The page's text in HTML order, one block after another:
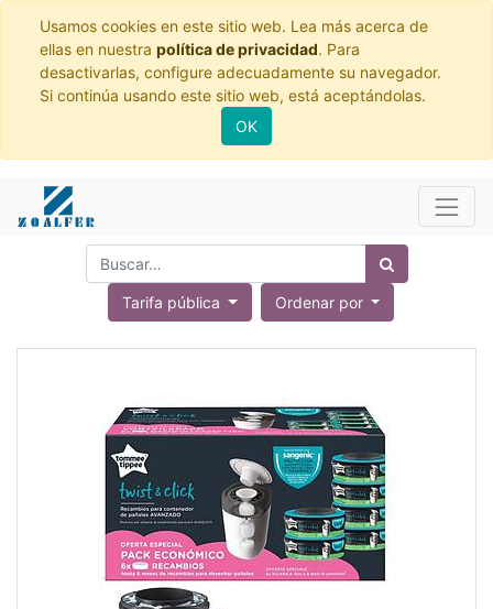
Usamos cookies en este sitio web. Lea más acerca de
ellas en nuestra política de privacidad. Para
desactivarlas, configure adecuadamente su navegador.
Si continúa usando este sitio web, está aceptándolas.
OK
Tarifa pública Ordenar por